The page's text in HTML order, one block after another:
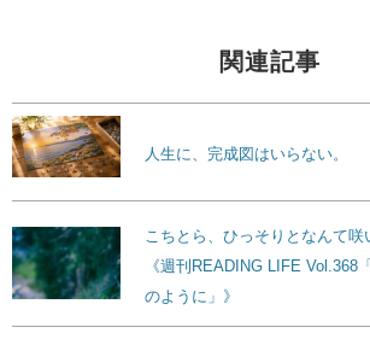
関連記事
人生に、完成図はいらない。
こちとら、ひっそりとなんて
《週刊READING LIFE Vol.368
のように」》